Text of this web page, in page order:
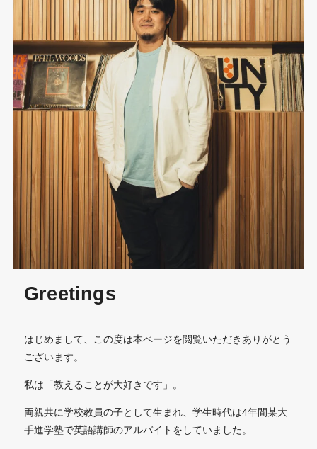
Greetings
はじめまして、この度は本ページを閲覧いただきありがとう
ございます。
私は「教えることが大好きです」。
両親共に学校教員の子として生まれ、学生時代は4年間某大
手進学塾で英語講師のアルバイトをしていました。